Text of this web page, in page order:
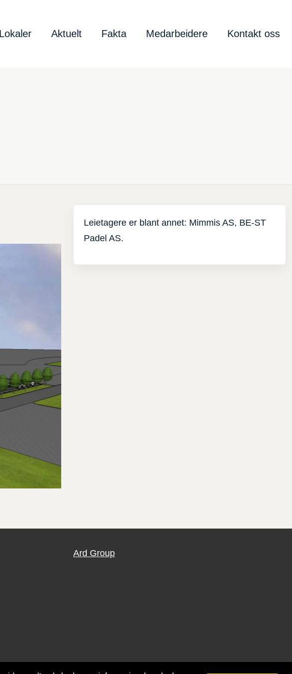
Aktuelt Fakta Medarbeidere Kontakt oss
Leietagere er blant annet: Mimmis AS, BE-ST
Padel AS.
Ard Group